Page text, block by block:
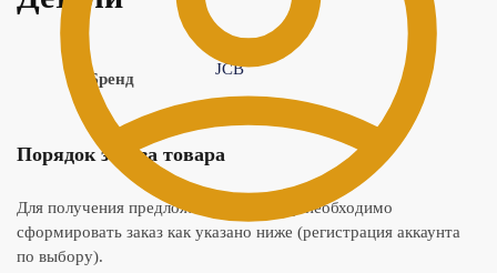
Бренд
JCB
Порядок заказа товара
Для получения предложения по товару необходимо
сформировать заказ как указано ниже (регистрация аккаунта
по выбору).